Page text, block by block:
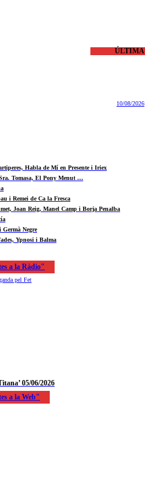
ÚLTIMA
10/08/2026
Habla de Mí en Presente i Iriex
Tomasa, El Pony Menut …
i Remei de Ca la Fresca
Joan Reig, Manel Camp i Borja Penalba
Negre
Ypnosi i Balma
a la Ràdio"
05/06/2026
a la Web"